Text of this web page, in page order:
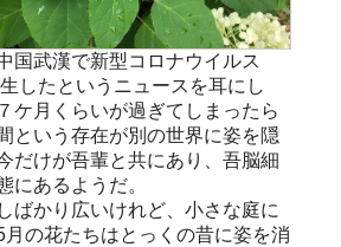
国武漢で新型コロナウイルス
したというニュースを耳にし
ケ月くらいが過ぎてしまったら
という存在が別の世界に姿を隠
だけが吾輩と共にあり、吾脳細
にあるようだ。
ばかり広いけれど、小さな庭に
の花たちはとっくの昔に姿を消